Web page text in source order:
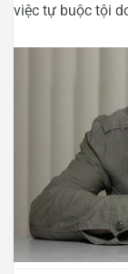
việc tự buộc tội